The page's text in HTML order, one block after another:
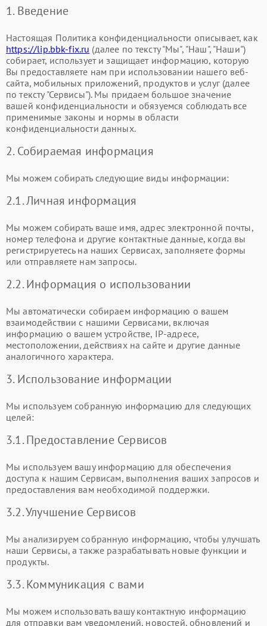
1. Введение
Настоящая Политика конфиденциальности описывает, как
https://lip.bbk-fix.ru (далее по тексту "Мы", "Наш", "Наши")
собирает, использует и защищает информацию, которую
Вы предоставляете нам при использовании нашего веб-
сайта, мобильных приложений, продуктов и услуг (далее
по тексту "Сервисы"). Мы придаем большое значение
вашей конфиденциальности и обязуемся соблюдать все
применимые законы и нормы в области
конфиденциальности данных.
2. Собираемая информация
Мы можем собирать следующие виды информации:
2.1. Личная информация
Мы можем собирать ваше имя, адрес электронной почты,
номер телефона и другие контактные данные, когда вы
регистрируетесь на наших Сервисах, заполняете формы
или отправляете нам запросы.
2.2. Информация о использовании
Мы автоматически собираем информацию о вашем
взаимодействии с нашими Сервисами, включая
информацию о вашем устройстве, IP-адресе,
местоположении, действиях на сайте и другие данные
аналогичного характера.
3. Использование информации
Мы используем собранную информацию для следующих
целей:
3.1. Предоставление Сервисов
Мы используем вашу информацию для обеспечения
доступа к нашим Сервисам, выполнения ваших запросов и
предоставления вам необходимой поддержки.
3.2. Улучшение Сервисов
Мы анализируем собранную информацию, чтобы улучшать
наши Сервисы, а также разрабатывать новые функции и
продукты.
3.3. Коммуникация с вами
Мы можем использовать вашу контактную информацию
для отправки вам уведомлений, новостей, обновлений и